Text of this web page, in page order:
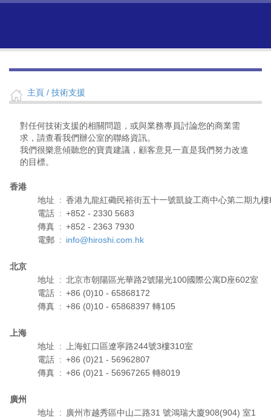
主頁 / 技術支援
對任何技術支援的相關問題，或與業務專員討論您的商業需
求，請查看我們辦公室的聯絡資訊。
我們很樂意傾聽您的寶貴建議，顧客意見一直是我們努力改進
的目標。
香港
地址
: 香港九龍紅磡民裕街五十一號凱旋工商中心第二期九樓
電話 : +852 - 2330 5683
傳真 : +852 - 2363 7930
電郵 : info@hiroshi.com.hk
北京
地址
: 北京市朝陽區光華路2號陽光100國際公寓D座602室
電話 : +86 (0)10 - 65868172
傳真 : +86 (0)10 - 65868397 轉105
上海
地址
:
上海虹口區遼寧路244號3樓310室
電話 : +86 (0)21 - 56962807
傳真 : +86 (0)21 - 56967265 轉8019
廣州
地址
:
廣州市越秀區中山二路31 號鴻瑞大廈908(904) 室1